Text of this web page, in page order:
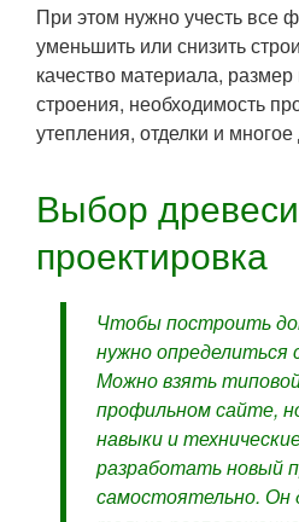
При этом нужно учесть все
уменьшить или снизить
качество материала,
строения, необходимость
утепления, отделки и
Выбор
проектировка
Чтобы построить
нужно определиться
Можно взять
профильном сайте,
навыки и
разработать новый
самостоятельно.